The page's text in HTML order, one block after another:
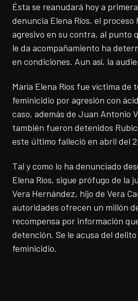
Ésta se reanudará hoy a
denuncia Elena Ríos, el proceso
agresivo en su contra, al punto
le da acompañamiento ha
en condiciones. Aun así, la
María Elena Ríos fue víctima de
feminicidio por agresión con
caso, además de Juan Antonio
también fueron detenidos
este último falleció en abril del
Tal y como lo ha denunciado
Elena Ríos, sigue prófugo de la
Vera Hernández, hijo de Vera
autoridades ofrecen un millón
recompensa por información
detención. Se le acusa del
feminicidio.